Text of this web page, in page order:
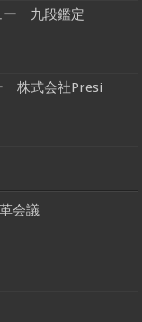
ー 九段鑑定
株式会社Presi
会議